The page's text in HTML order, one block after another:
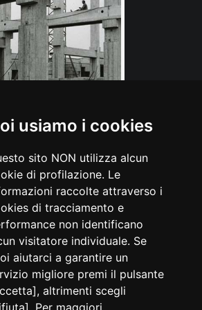
usiamo i cookies
sito NON utilizza alcun
di profilazione. Le
raccolte attraverso i
di tracciamento e
non identificano
visitatore individuale. Se
aiutarci a garantire un
migliore premi il pulsante
altrimenti scegli
Per maggiori
il mal di denti che ingrossa la guancia, i
personaggio simbolo individuabile, più
foggia, dai gesti e dall’andatura; un
popolare in Carnia. Il Museo Carnico
popolari, Udine, 1965.
CICERI,Feste tradizionali in
, 1987.
Ciol: insoliti paesaggi
VEDI TUTTI